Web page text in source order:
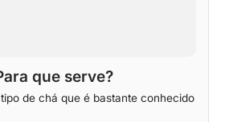
que serve?
de chá que é bastante conhecido